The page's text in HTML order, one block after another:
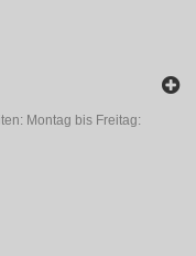
Montag bis Freitag: